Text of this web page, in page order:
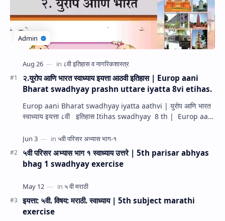
२.युरोप आणि भारत स्वाध्याय इयत्ता आठवी इतिहास | Europ aani
Bharat swadhyay prashn uttare iyatta 8vi etihas.
Europ aani Bharat swadhyay iyatta aathvi | युरोप आणि भारत
स्वाध्याय इयत्ता ८वी इतिहास Itihas swadhyay 8 th | Europ aani
५वी परिसर अभ्यास भाग १ स्वाध्याय उत्तरे | 5th parisar abhyas
bhag 1 swadhyay exercise
इयत्ता: ५वी. विषय: मराठी. स्वाध्याय | 5th subject marathi
exercise